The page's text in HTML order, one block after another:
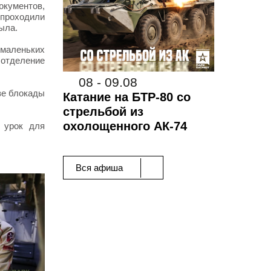
блокады
урок для
08 - 09.08
Катание на БТР-80 со
стрельбой из
охолощенного АК-74
Вся афиша